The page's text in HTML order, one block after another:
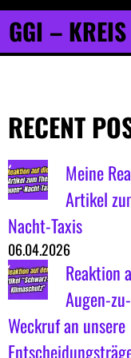
GGI –
RECENT
Meine
Artikel
Nacht-Taxis
06.04.2026
Reaktion
Augen-
Weckruf an unsere